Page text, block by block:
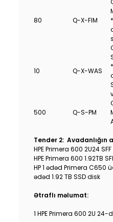
80 Q-X-FIM
10 Q-X-WAS
500 Q-S-PM
Tender 2: Avadanlığın
HPE Primera 600 2U24
HPE Primera 600 1.92TB
HP 1 ədəd Primera C650
ədəd 1.92 TB SSD disk
Ətraflı məlumat:
1 HPE Primera 600 2U 24-